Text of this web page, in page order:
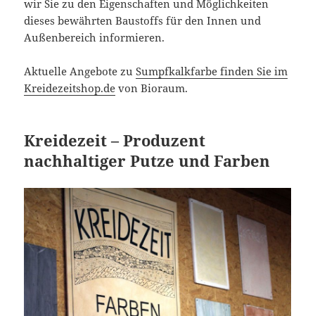
wir Sie zu den Eigenschaften und Möglichkeiten
dieses bewährten Baustoffs für den Innen und
Außenbereich informieren.
Aktuelle Angebote zuSumpfkalkfarbe finden Sie im
Kreidezeitshop.de von Bioraum.
Kreidezeit – Produzent
nachhaltiger Putze und Farben